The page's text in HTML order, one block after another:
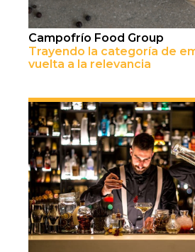
Campofrío Food Group
Trayendo la categoría de
vuelta a la relevancia